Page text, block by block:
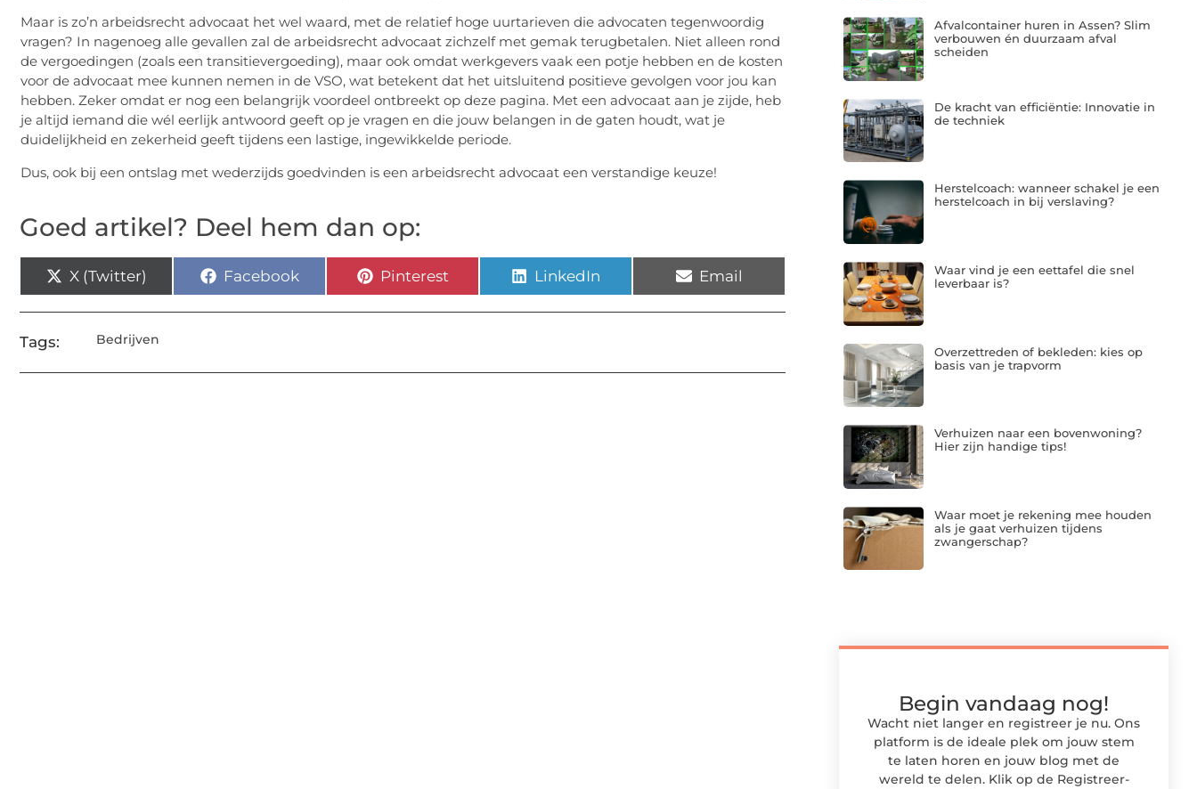
Maar is zo’n arbeidsrecht advocaat het wel waard, met de relatief hoge uurtarieven die advocaten tegenwoordig
vragen? In nagenoeg alle gevallen zal de arbeidsrecht advocaat zichzelf met gemak terugbetalen. Niet alleen rond
de vergoedingen (zoals een transitievergoeding), maar ook omdat werkgevers vaak een potje hebben en de kosten
voor de advocaat mee kunnen nemen in de VSO, wat betekent dat het uitsluitend positieve gevolgen voor jou kan
hebben. Zeker omdat er nog een belangrijk voordeel ontbreekt op deze pagina. Met een advocaat aan je zijde, heb
je altijd iemand die wél eerlijk antwoord geeft op je vragen en die jouw belangen in de gaten houdt, wat je
duidelijkheid en zekerheid geeft tijdens een lastige, ingewikkelde periode.
Dus, ook bij een ontslag met wederzijds goedvinden is een arbeidsrecht advocaat een verstandige keuze!
Goed artikel? Deel hem dan op:
X (Twitter) Facebook Pinterest LinkedIn Email
Tags: Bedrijven
Afvalcontainer huren in Assen? Slim
verbouwen én duurzaam afval
scheiden
De kracht van efficiëntie: Innovatie in
de techniek
Herstelcoach: wanneer schakel je een
herstelcoach in bij verslaving?
Waar vind je een eettafel die snel
leverbaar is?
Overzettreden of bekleden: kies op
basis van je trapvorm
Verhuizen naar een bovenwoning?
Hier zijn handige tips!
Waar moet je rekening mee houden
als je gaat verhuizen tijdens
zwangerschap?
Begin vandaag nog!
Wacht niet langer en registreer je nu. Ons
platform is de ideale plek om jouw stem
te laten horen en jouw blog met de
wereld te delen. Klik op de Registreer-